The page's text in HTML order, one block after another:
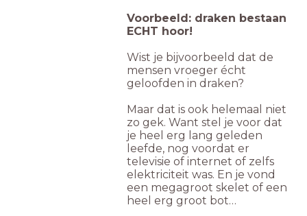
Voorbeeld: draken bestaan
ECHT hoor!
Wist je bijvoorbeeld dat de
mensen vroeger écht
geloofden in draken?
Maar dat is ook helemaal niet
zo gek. Want stel je voor dat
je heel erg lang geleden
leefde, nog voordat er
televisie of internet of zelfs
elektriciteit was. En je vond
een megagroot skelet of een
heel erg groot bot…